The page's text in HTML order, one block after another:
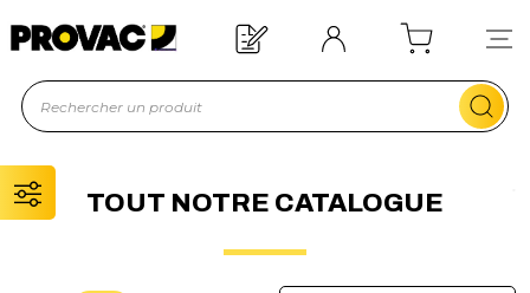
Offre de bienvenue : 20€ offerts !
En savoir plus
TOUT NOTRE CATALOGUE